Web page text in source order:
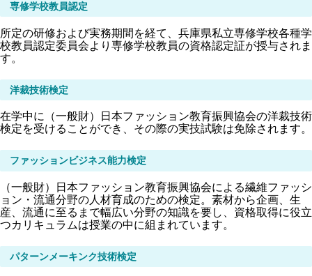
専修学校教員認定
所定の研修および実務期間を経て、兵庫県私立専修学校各種学
校教員認定委員会より専修学校教員の資格認定証が授与されま
す。
洋裁技術検定
在学中に（一般財）日本ファッション教育振興協会の洋裁技術
検定を受けることができ、その際の実技試験は免除されます。
ファッションビジネス能力検定
（一般財）日本ファッション教育振興協会による繊維ファッシ
ョン・流通分野の人材育成のための検定。素材から企画、生
産、流通に至るまで幅広い分野の知識を要し、資格取得に役立
つカリキュラムは授業の中に組まれています。
パターンメーキンク技術検定